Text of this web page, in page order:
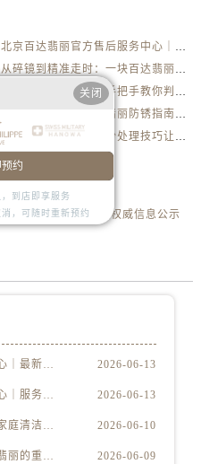
北京百达翡丽官方售后服务中心｜服务热线及办公地址权威信息公示（2026年6月最新）
从碎镜到精准走时：一块百达翡丽的重生之路
百达翡丽摔坏别慌！手把手教你判断损伤程度
潮湿天气小心！百达翡丽防锈指南助你安心佩戴
百达翡丽受伤了？这份处理技巧让你省下大几千
翡丽的重生之路
心｜最新电话及地址权威信息公示
北京百达翡丽官方售后服务中心｜最新电话及地址权威信息公示（2026年6月最新） 2026-06-13
北京百达翡丽官方售后服务中心｜服务热线及办公地址权威信息公示（2026年6月最新） 2026-06-13
百达翡丽越戴越暗？试试这些家庭清洁妙招 2026-06-10
从碎镜到精准走时：一块百达翡丽的重生之路 2026-06-09
关闭
约
到店即享服务
，可随时重新预约